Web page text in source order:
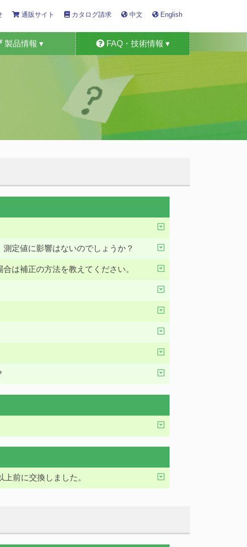
通販サイト カタログ請求 中文 English
製品情報 ▾ FAQ・技術情報 ▾
FAQ
技術情報
定値に影響はないのでしょうか？
は補正の方法を教えてください。
前に交換しました。